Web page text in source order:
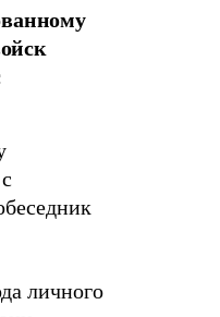
личного